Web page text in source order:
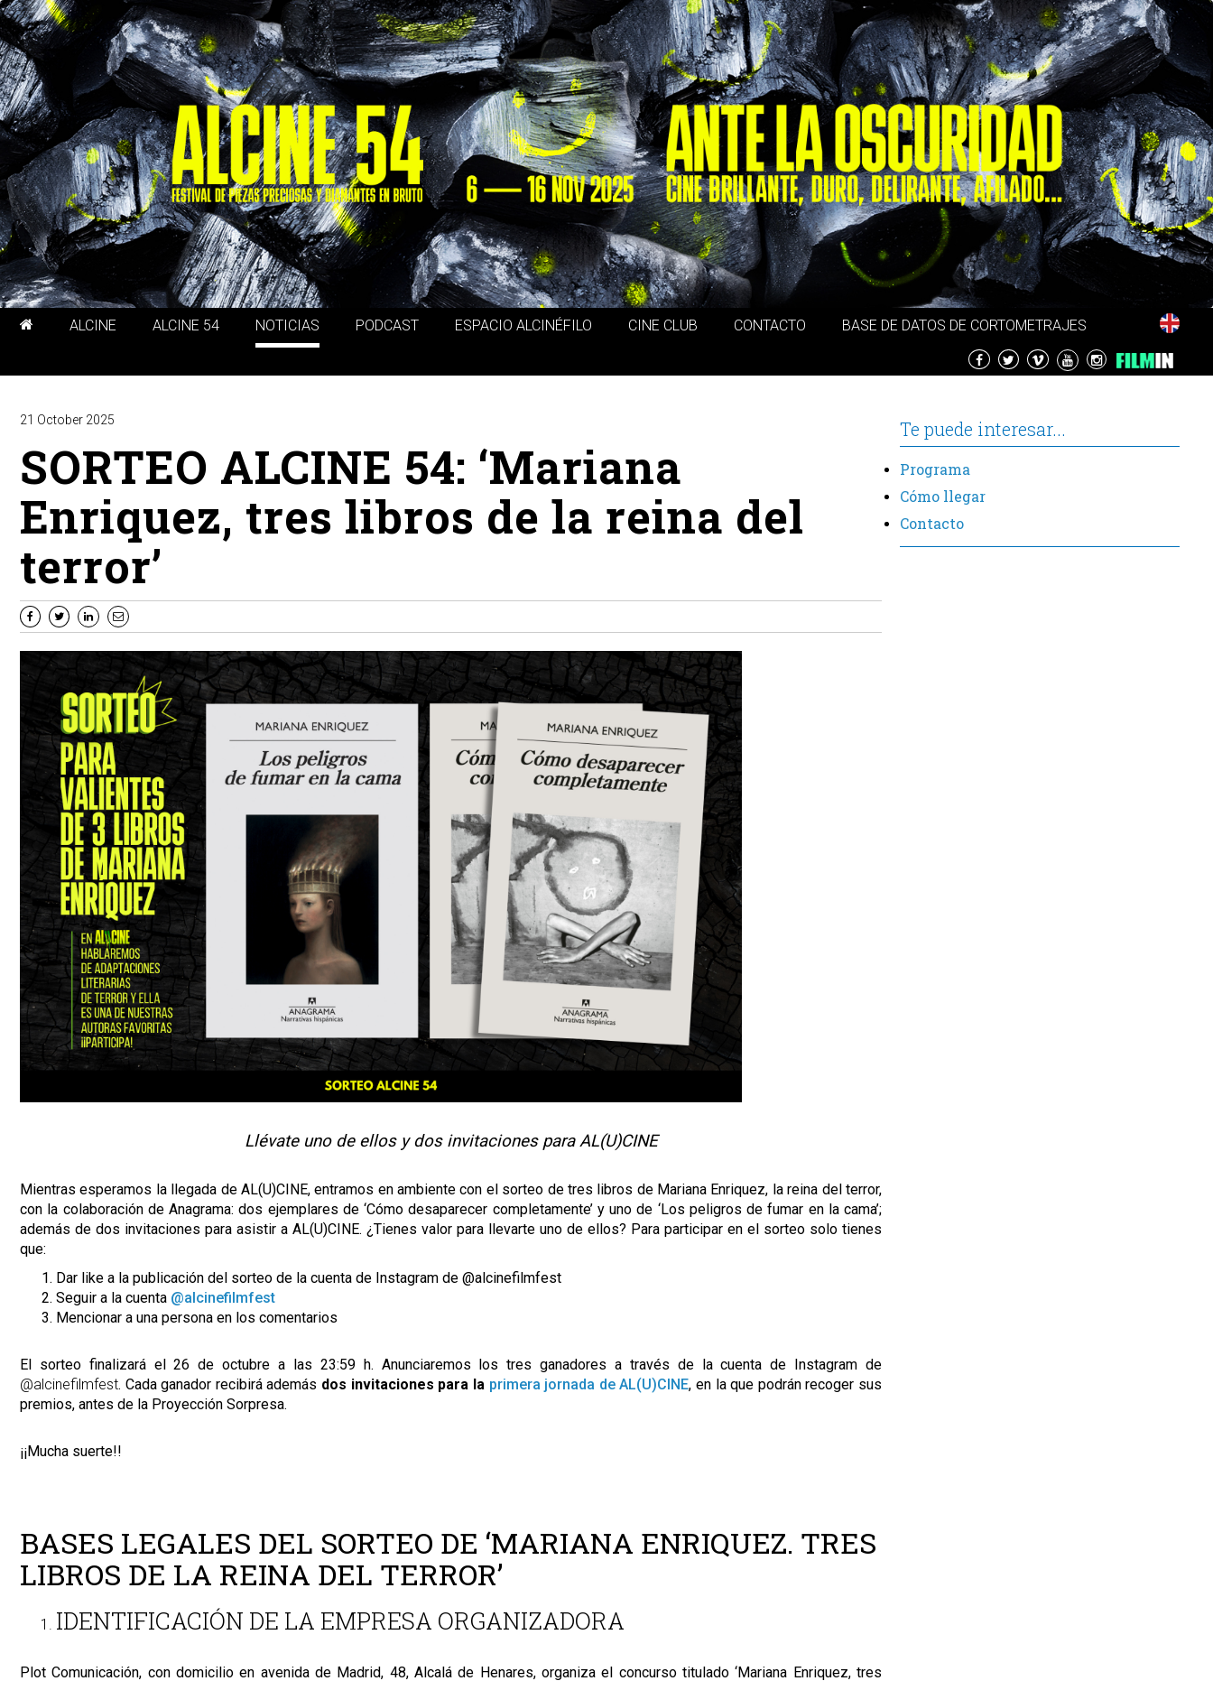
ALCINE ALCINE 54 NOTICIAS PODCAST ESPACIO ALCINÉFILO CINE CLUB CONTACTO BASE DE DATOS DE CORTOMETRAJES
21 October 2025
SORTEO ALCINE 54: ‘Mariana
Enriquez, tres libros de la reina del
terror’
Llévate uno de ellos y dos invitaciones para AL(U)CINE
Mientras esperamos la llegada de AL(U)CINE, entramos en ambiente con el sorteo de tres libros de Mariana Enriquez, la reina del terror,
con la colaboración de Anagrama: dos ejemplares de ‘Cómo desaparecer completamente’ y uno de ‘Los peligros de fumar en la cama’;
además de dos invitaciones para asistir a AL(U)CINE. ¿Tienes valor para llevarte uno de ellos? Para participar en el sorteo solo tienes
que:
Dar like a la publicación del sorteo de la cuenta de Instagram de @alcinefilmfest
Seguir a la cuenta @alcinefilmfest
Mencionar a una persona en los comentarios
El sorteo finalizará el 26 de octubre a las 23:59 h. Anunciaremos los tres ganadores a través de la cuenta de Instagram de
@alcinefilmfest. Cada ganador recibirá además dos invitaciones para la primera jornada de AL(U)CINE, en la que podrán recoger sus
premios, antes de la Proyección Sorpresa.
¡¡Mucha suerte!!
BASES LEGALES DEL SORTEO DE ‘MARIANA ENRIQUEZ. TRES
LIBROS DE LA REINA DEL TERROR’
IDENTIFICACIÓN DE LA EMPRESA ORGANIZADORA
Plot Comunicación, con domicilio en avenida de Madrid, 48, Alcalá de Henares, organiza el concurso titulado ‘Mariana Enriquez, tres
Te puede interesar...
Programa
Cómo llegar
Contacto